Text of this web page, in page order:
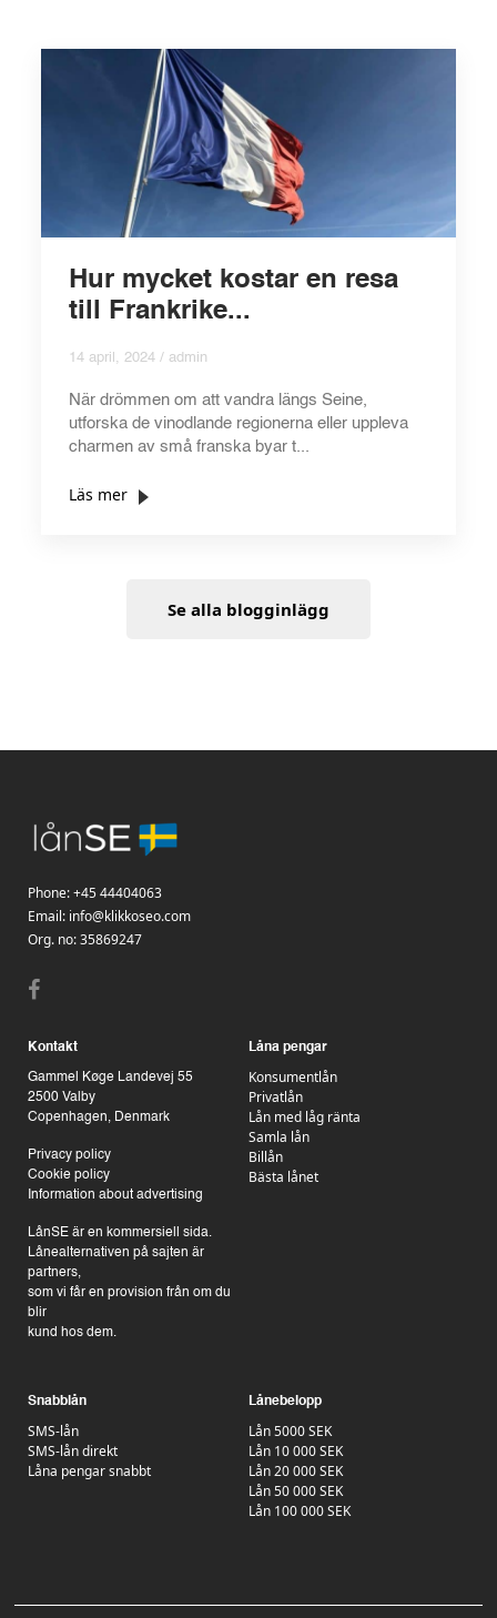
Hur mycket kostar en resa
till Frankrike...
14 april, 2024 / admin
När drömmen om att vandra längs Seine,
utforska de vinodlande regionerna eller uppleva
charmen av små franska byar t...
Läs mer
Se alla blogginlägg
Phone:+45 44404063
Email: info@klikkoseo.com
Org. no: 35869247
Kontakt
Gammel Køge Landevej 55
2500 Valby
Copenhagen, Denmark
Privacy policy
Cookie policy
Information about advertising
LånSE är en kommersiell sida.
Lånealternativen på sajten är
partners,
som vi får en provision från om du
blir
kund hos dem.
Låna pengar
Konsumentlån
Privatlån
Lån med låg ränta
Samla lån
Billån
Bästa lånet
Snabblån
SMS-lån
SMS-lån direkt
Låna pengar snabbt
Lånebelopp
Lån 5000 SEK
Lån 10 000 SEK
Lån 20 000 SEK
Lån 50 000 SEK
Lån 100 000 SEK